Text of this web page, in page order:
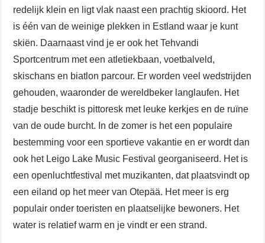
redelijk klein en ligt vlak naast een prachtig skioord. Het
is één van de weinige plekken in Estland waar je kunt
skiën. Daarnaast vind je er ook het Tehvandi
Sportcentrum met een atletiekbaan, voetbalveld,
skischans en biatlon parcour. Er worden veel wedstrijden
gehouden, waaronder de wereldbeker langlaufen. Het
stadje beschikt is pittoresk met leuke kerkjes en de ruïne
van de oude burcht. In de zomer is het een populaire
bestemming voor een sportieve vakantie en er wordt dan
ook het Leigo Lake Music Festival georganiseerd. Het is
een openluchtfestival met muzikanten, dat plaatsvindt op
een eiland op het meer van Otepää. Het meer is erg
populair onder toeristen en plaatselijke bewoners. Het
water is relatief warm en je vindt er een strand.